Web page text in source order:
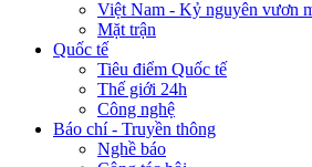
Việt Nam - Kỷ nguyên vươn
Mặt trận
Quốc tế
Tiêu điểm Quốc tế
Thế giới 24h
Công nghệ
Báo chí - Truyền thông
Nghề báo